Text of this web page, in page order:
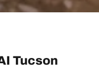
Tucson